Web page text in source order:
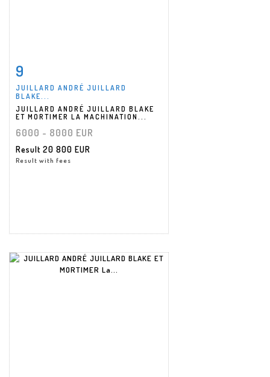
9
JUILLARD ANDRÉ JUILLARD
BLAKE...
JUILLARD ANDRÉ JUILLARD BLAKE
ET MORTIMER LA MACHINATION...
6000 - 8000 EUR
Result 20 800 EUR
Result with fees